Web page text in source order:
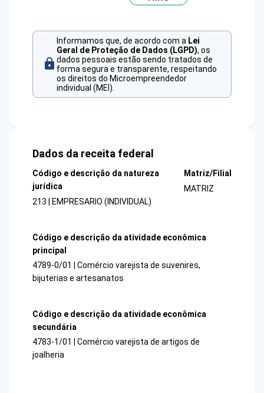
Informamos que, de acordo com a Lei
Geral de Proteção de Dados (LGPD), os
dados pessoais estão sendo tratados de
forma segura e transparente, respeitando
os direitos do Microempreendedor
individual (MEI).
Dados da receita federal
Código e descrição da natureza
jurídica
213 | EMPRESARIO (INDIVIDUAL)
Matriz/Filial
MATRIZ
Código e descrição da atividade econômica
principal
4789-0/01 | Comércio varejista de suvenires,
bijuterias e artesanatos
Código e descrição da atividade econômica
secundária
4783-1/01 | Comércio varejista de artigos de
joalheria